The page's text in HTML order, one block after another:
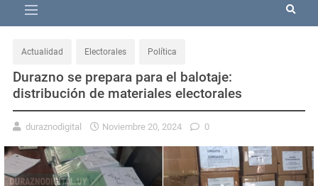
Actualidad Electorales Política
Durazno se prepara para el balotaje:
distribución de materiales electorales
duraznodigital Noviembre 20, 2024 0